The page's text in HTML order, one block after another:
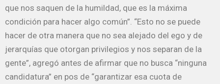
que nos saquen de la humildad, que es la máxima
condición para hacer algo común”. “Esto no se puede
hacer de otra manera que no sea alejado del ego y de
jerarquías que otorgan privilegios y nos separan de la
gente”, agregó antes de afirmar que no busca “ninguna
candidatura” en pos de “garantizar esa cuota de